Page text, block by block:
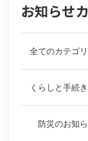
お知らせ
全てのカテゴリ
くらしと手続き
防災のお知